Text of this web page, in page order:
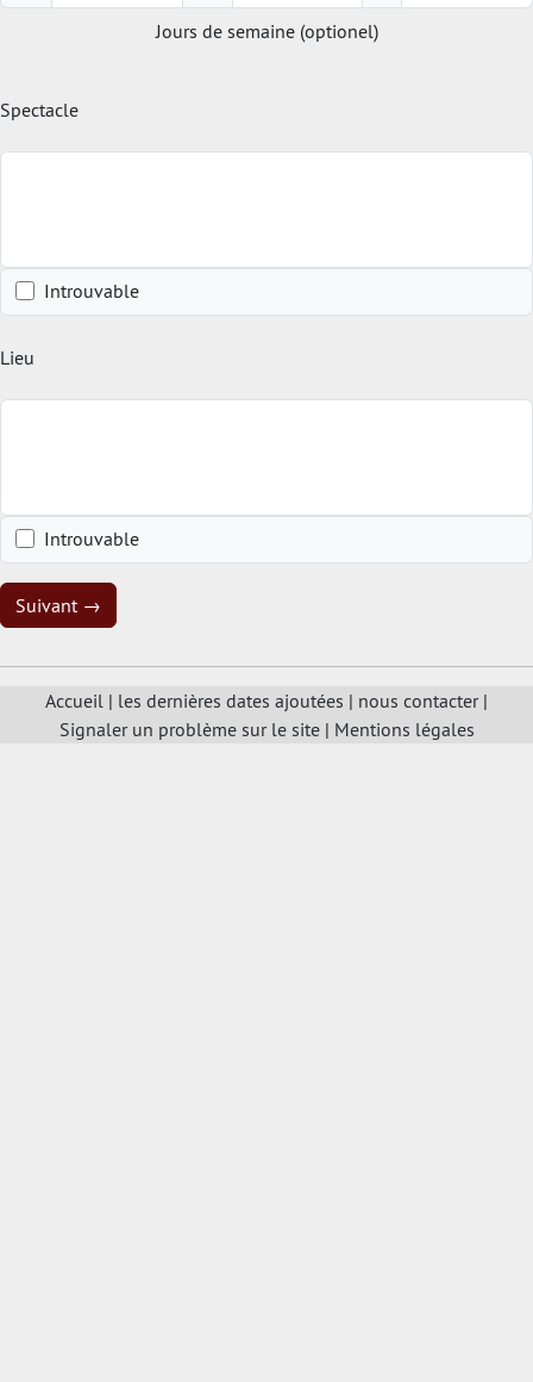
Jours de semaine (optionel)
Spectacle
Introuvable
Lieu
Introuvable
Suivant →
Accueil | les dernières dates ajoutées | nous contacter|
Signaler un problème sur le site| Mentions légales